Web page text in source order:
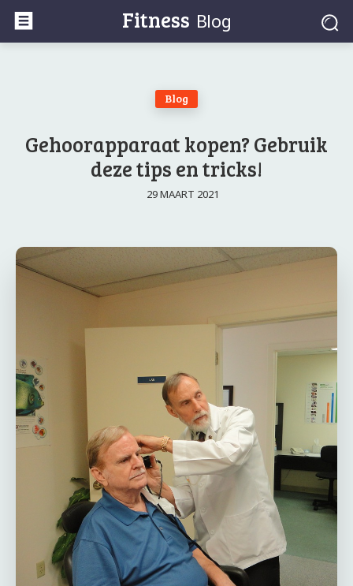
Fitness Blog
Blog
Gehoorapparaat kopen? Gebruik
deze tips en tricks!
29 MAART 2021